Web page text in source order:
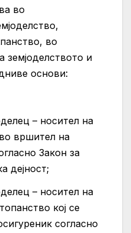
во
во
земјоделството и
основи:
– носител на
вршител на
Закон за
дејност;
– носител на
кој се
согласно